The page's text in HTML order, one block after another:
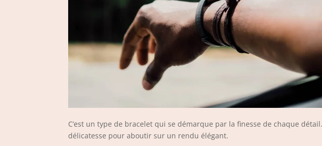
C’est un type de bracelet qui se démarque par la finesse de chaque
délicatesse pour aboutir sur un rendu élégant.